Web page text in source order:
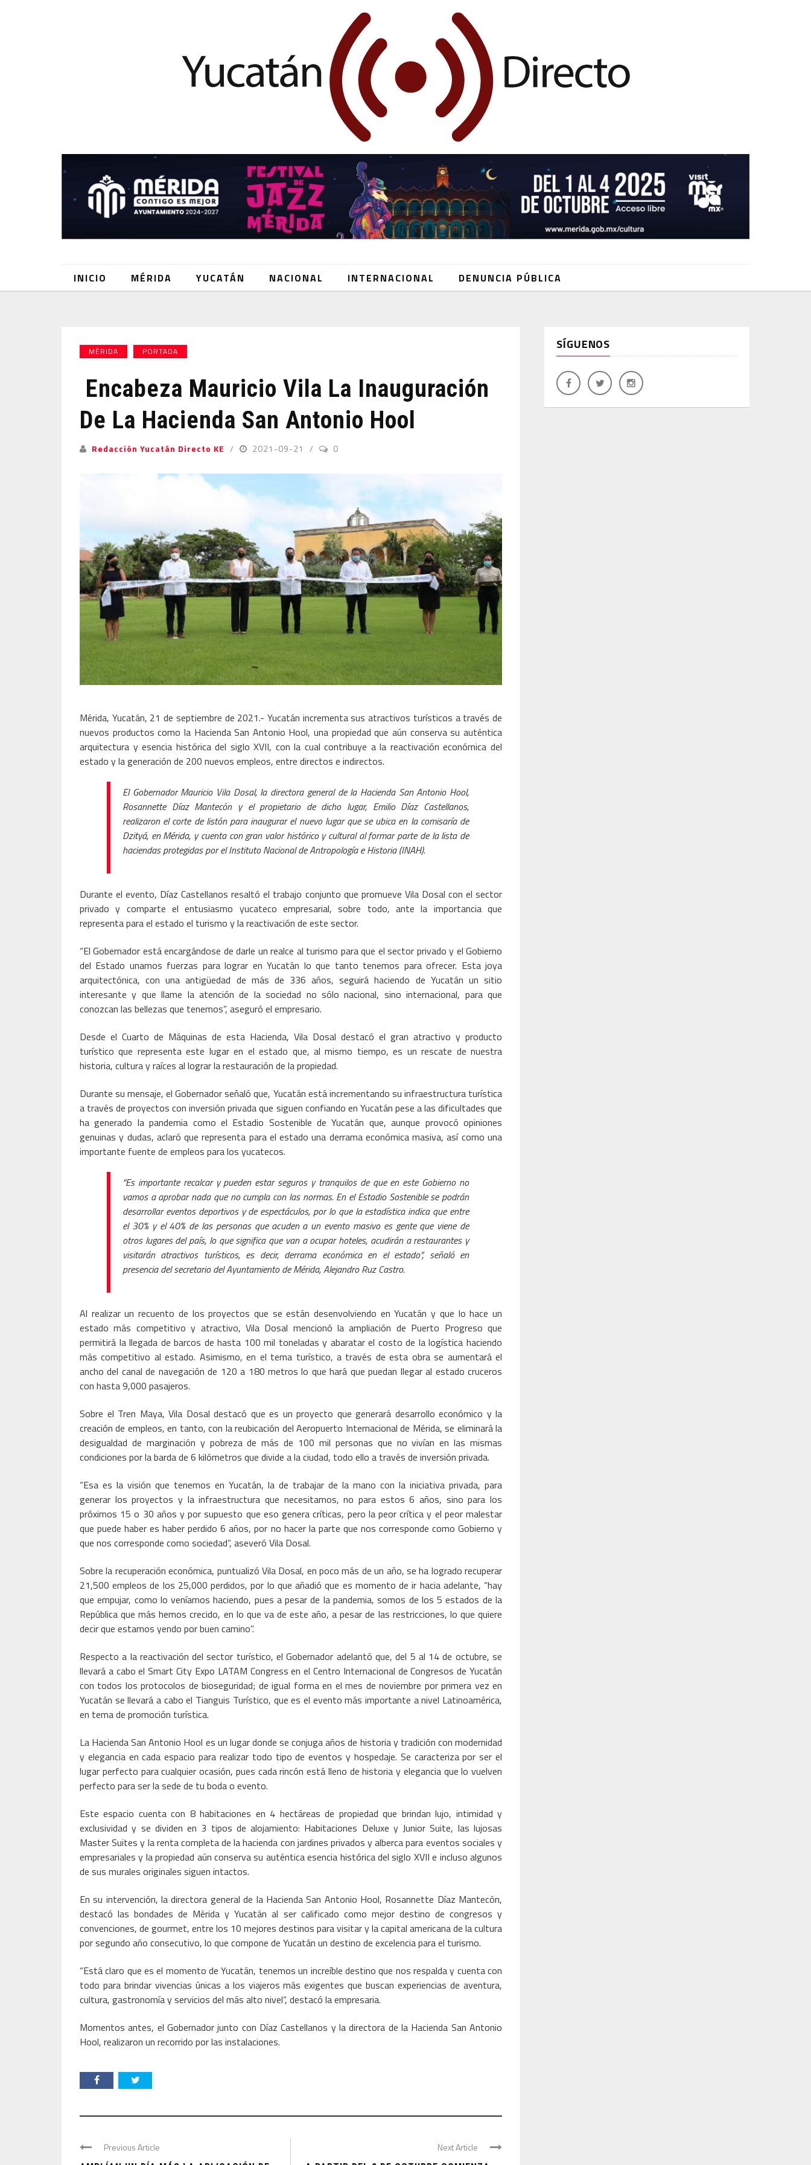
INICIO MÉRIDA YUCATÁN NACIONAL INTERNACIONAL DENUNCIA PÚBLICA
MÉRIDA PORTADA
Encabeza Mauricio Vila La Inauguración
De La Hacienda San Antonio Hool
Redacción Yucatán Directo KE 2021-09-21 0
Mérida, Yucatán, 21 de septiembre de 2021.- Yucatán incrementa sus atractivos turísticos a través de
nuevos productos como la Hacienda San Antonio Hool, una propiedad que aún conserva su auténtica
arquitectura y esencia histórica del siglo XVII, con la cual contribuye a la reactivación económica del
estado y la generación de 200 nuevos empleos, entre directos e indirectos.
El Gobernador Mauricio Vila Dosal, la directora general de la Hacienda San Antonio Hool,
Rosannette Díaz Mantecón y el propietario de dicho lugar, Emilio Díaz Castellanos,
realizaron el corte de listón para inaugurar el nuevo lugar que se ubica en la comisaría de
Dzityá, en Mérida, y cuenta con gran valor histórico y cultural al formar parte de la lista de
haciendas protegidas por el Instituto Nacional de Antropología e Historia (INAH).
Durante el evento, Díaz Castellanos resaltó el trabajo conjunto que promueve Vila Dosal con el sector
privado y comparte el entusiasmo yucateco empresarial, sobre todo, ante la importancia que
representa para el estado el turismo y la reactivación de este sector.
“El Gobernador está encargándose de darle un realce al turismo para que el sector privado y el Gobierno
del Estado unamos fuerzas para lograr en Yucatán lo que tanto tenemos para ofrecer. Esta joya
arquitectónica, con una antigüedad de más de 336 años, seguirá haciendo de Yucatán un sitio
interesante y que llame la atención de la sociedad no sólo nacional, sino internacional, para que
conozcan las bellezas que tenemos”, aseguró el empresario.
Desde el Cuarto de Máquinas de esta Hacienda, Vila Dosal destacó el gran atractivo y producto
turístico que representa este lugar en el estado que, al mismo tiempo, es un rescate de nuestra
historia, cultura y raíces al lograr la restauración de la propiedad.
Durante su mensaje, el Gobernador señaló que, Yucatán está incrementando su infraestructura turística
a través de proyectos con inversión privada que siguen confiando en Yucatán pese a las dificultades que
ha generado la pandemia como el Estadio Sostenible de Yucatán que, aunque provocó opiniones
genuinas y dudas, aclaró que representa para el estado una derrama económica masiva, así como una
importante fuente de empleos para los yucatecos.
“Es importante recalcar y pueden estar seguros y tranquilos de que en este Gobierno no
vamos a aprobar nada que no cumpla con las normas. En el Estadio Sostenible se podrán
desarrollar eventos deportivos y de espectáculos, por lo que la estadística indica que entre
el 30% y el 40% de las personas que acuden a un evento masivo es gente que viene de
otros lugares del país, lo que significa que van a ocupar hoteles, acudirán a restaurantes y
visitarán atractivos turísticos, es decir, derrama económica en el estado”, señaló en
presencia del secretario del Ayuntamiento de Mérida, Alejandro Ruz Castro.
Al realizar un recuento de los proyectos que se están desenvolviendo en Yucatán y que lo hace un
estado más competitivo y atractivo, Vila Dosal mencionó la ampliación de Puerto Progreso que
permitirá la llegada de barcos de hasta 100 mil toneladas y abaratar el costo de la logística haciendo
más competitivo al estado. Asimismo, en el tema turístico, a través de esta obra se aumentará el
ancho del canal de navegación de 120 a 180 metros lo que hará que puedan llegar al estado cruceros
con hasta 9,000 pasajeros.
Sobre el Tren Maya, Vila Dosal destacó que es un proyecto que generará desarrollo económico y la
creación de empleos, en tanto, con la reubicación del Aeropuerto Internacional de Mérida, se eliminará la
desigualdad de marginación y pobreza de más de 100 mil personas que no vivían en las mismas
condiciones por la barda de 6 kilómetros que divide a la ciudad, todo ello a través de inversión privada.
“Esa es la visión que tenemos en Yucatán, la de trabajar de la mano con la iniciativa privada, para
generar los proyectos y la infraestructura que necesitamos, no para estos 6 años, sino para los
próximos 15 o 30 años y por supuesto que eso genera críticas, pero la peor crítica y el peor malestar
que puede haber es haber perdido 6 años, por no hacer la parte que nos corresponde como Gobierno y
que nos corresponde como sociedad”, aseveró Vila Dosal.
Sobre la recuperación económica, puntualizó Vila Dosal, en poco más de un año, se ha logrado recuperar
21,500 empleos de los 25,000 perdidos, por lo que añadió que es momento de ir hacia adelante, “hay
que empujar, como lo veníamos haciendo, pues a pesar de la pandemia, somos de los 5 estados de la
República que más hemos crecido, en lo que va de este año, a pesar de las restricciones, lo que quiere
decir que estamos yendo por buen camino”.
Respecto a la reactivación del sector turístico, el Gobernador adelantó que, del 5 al 14 de octubre, se
llevará a cabo el Smart City Expo LATAM Congress en el Centro Internacional de Congresos de Yucatán
con todos los protocolos de bioseguridad; de igual forma en el mes de noviembre por primera vez en
Yucatán se llevará a cabo el Tianguis Turístico, que es el evento más importante a nivel Latinoamérica,
en tema de promoción turística.
La Hacienda San Antonio Hool es un lugar donde se conjuga años de historia y tradición con modernidad
y elegancia en cada espacio para realizar todo tipo de eventos y hospedaje. Se caracteriza por ser el
lugar perfecto para cualquier ocasión, pues cada rincón está lleno de historia y elegancia que lo vuelven
perfecto para ser la sede de tu boda o evento.
Este espacio cuenta con 8 habitaciones en 4 hectáreas de propiedad que brindan lujo, intimidad y
exclusividad y se dividen en 3 tipos de alojamiento: Habitaciones Deluxe y Junior Suite, las lujosas
Master Suites y la renta completa de la hacienda con jardines privados y alberca para eventos sociales y
empresariales y la propiedad aún conserva su auténtica esencia histórica del siglo XVII e incluso algunos
de sus murales originales siguen intactos.
En su intervención, la directora general de la Hacienda San Antonio Hool, Rosannette Díaz Mantecón,
destacó las bondades de Mérida y Yucatán al ser calificado como mejor destino de congresos y
convenciones, de gourmet, entre los 10 mejores destinos para visitar y la capital americana de la cultura
por segundo año consecutivo, lo que compone de Yucatán un destino de excelencia para el turismo.
“Está claro que es el momento de Yucatán, tenemos un increíble destino que nos respalda y cuenta con
todo para brindar vivencias únicas a los viajeros más exigentes que buscan experiencias de aventura,
cultura, gastronomía y servicios del más alto nivel”, destacó la empresaria.
Momentos antes, el Gobernador junto con Díaz Castellanos y la directora de la Hacienda San Antonio
Hool, realizaron un recorrido por las instalaciones.
Previous Article Next Article
SÍGUENOS